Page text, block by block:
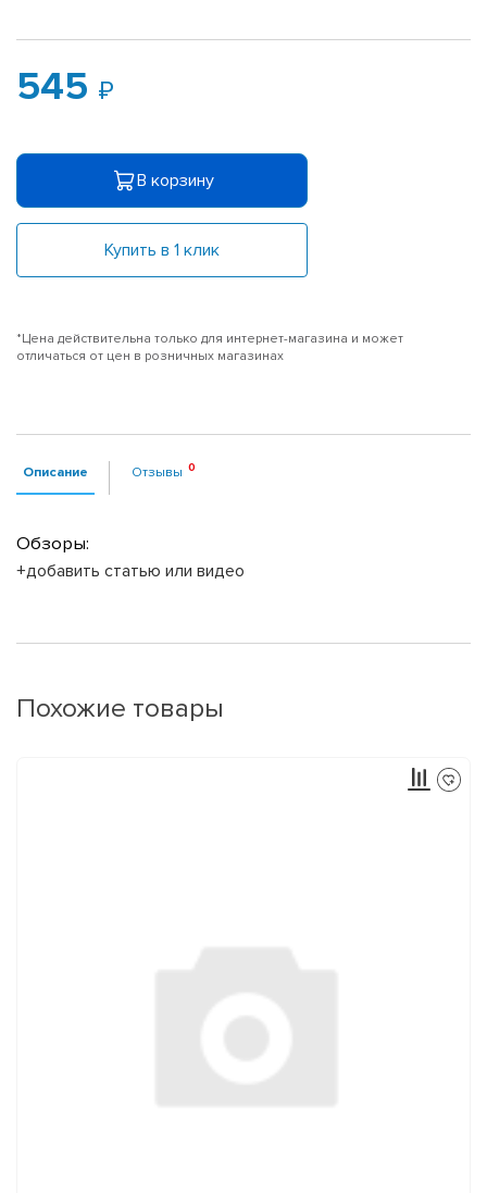
545
В корзину
Купить в 1 клик
*Цена действительна только для интернет-магазина и может
отличаться от цен в розничных магазинах
Описание Отзывы
Обзоры:
+добавить статью или видео
Похожие товары